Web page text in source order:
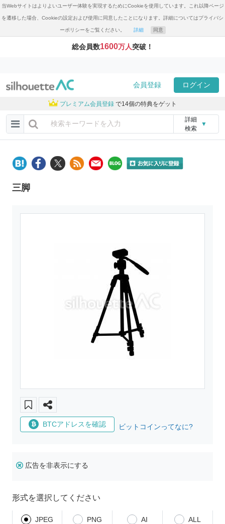
当Webサイトはよりよいユーザー体験を実現するためにCookieを使用しています。これ以降ページ
を遷移した場合、Cookieの設定および使用に同意したことになります。詳細についてはプライバシ
ーポリシーをご覧ください。 詳細 同意
総会員数1600万人突破！
会員登録 ログイン
プレミアム会員登録 で14個の特典をゲット
詳細
検索
▼
三脚
BTCアドレスを確認 ビットコインってなに?
広告を非表示にする
形式を選択してください
JPEG PNG AI ALL